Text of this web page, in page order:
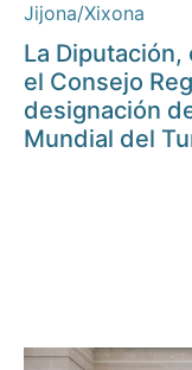
Jijona/Xixona
La
el Consejo
designación
Mundial del